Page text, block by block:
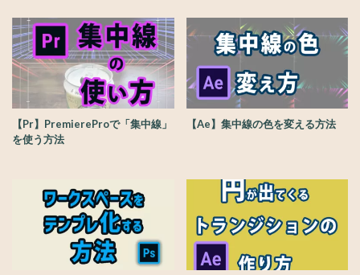
【Pr】PremiereProで「集中線」
を使う方法
【Ae】集中線の色を変える方法